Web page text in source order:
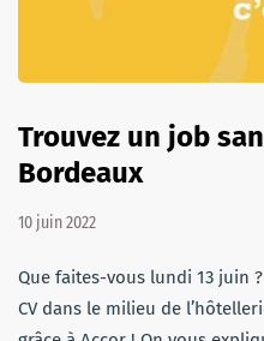
Trouvez un job
Bordeaux
10 juin 2022
Que faites-vous lundi 13 juin
CV dans le milieu de